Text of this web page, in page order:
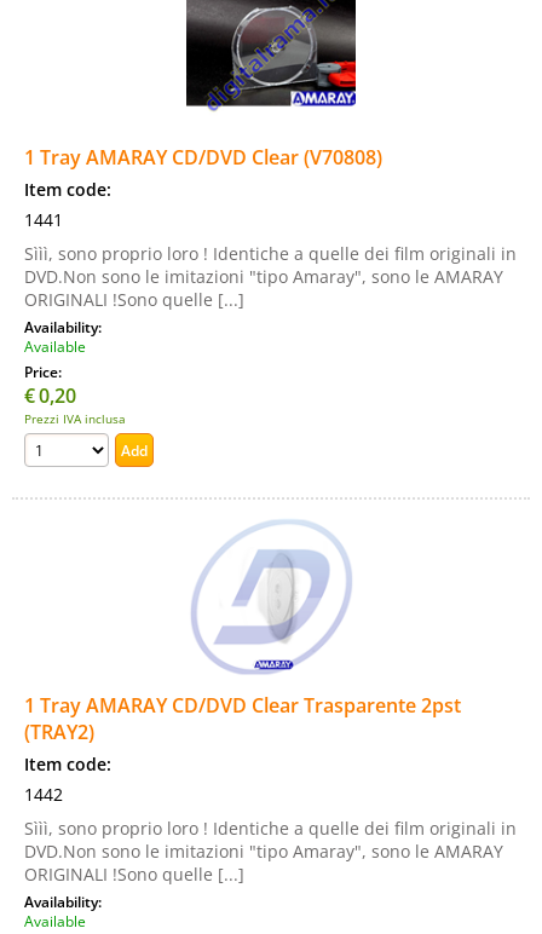
1 Tray AMARAY CD/DVD Clear (V70808)
Item code:
1441
Sììì, sono proprio loro ! Identiche a quelle dei film originali in
DVD.Non sono le imitazioni "tipo Amaray", sono le AMARAY
ORIGINALI !Sono quelle [...]
Availability:
Available
Price:
€0,20
Prezzi IVA inclusa
1 Tray AMARAY CD/DVD Clear Trasparente 2pst
(TRAY2)
Item code:
1442
Sììì, sono proprio loro ! Identiche a quelle dei film originali in
DVD.Non sono le imitazioni "tipo Amaray", sono le AMARAY
ORIGINALI !Sono quelle [...]
Availability:
Available